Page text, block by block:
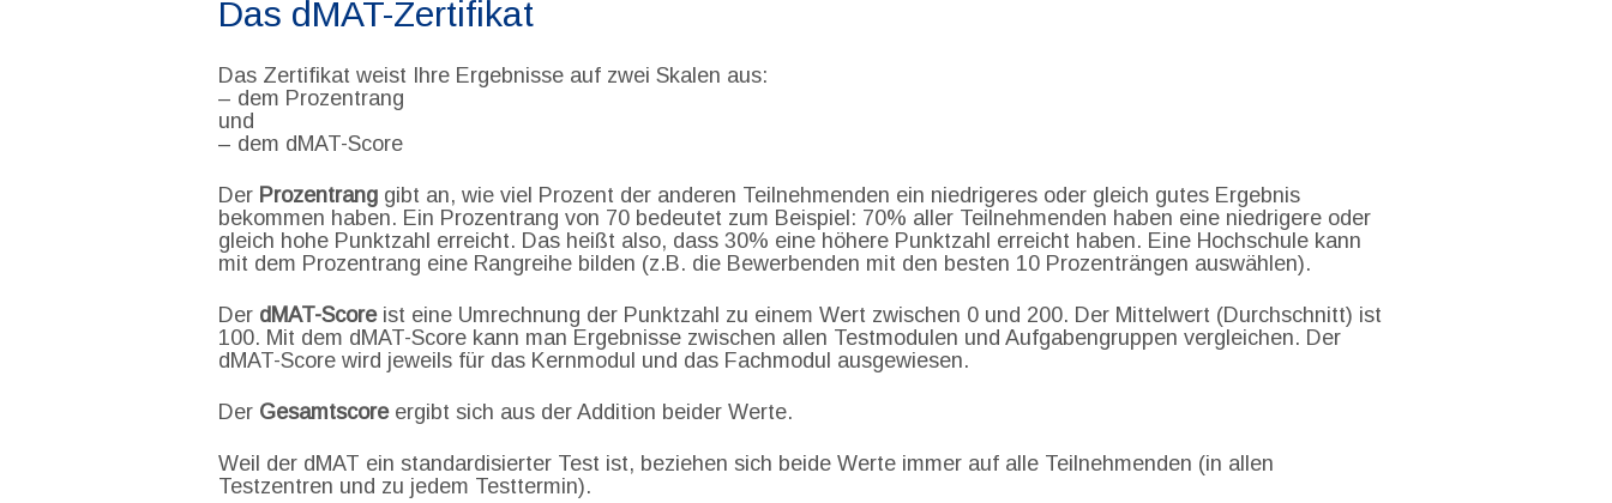
Das dMAT-Zertifikat
Das Zertifikat weist Ihre Ergebnisse auf zwei Skalen aus:
– dem Prozentrang
und
– dem dMAT-Score
Der Prozentrang gibt an, wie viel Prozent der anderen Teilnehmenden ein niedrigeres oder gleich gutes Ergebnis
bekommen haben. Ein Prozentrang von 70 bedeutet zum Beispiel: 70% aller Teilnehmenden haben eine niedrigere oder
gleich hohe Punktzahl erreicht. Das heißt also, dass 30% eine höhere Punktzahl erreicht haben. Eine Hochschule kann
mit dem Prozentrang eine Rangreihe bilden (z.B. die Bewerbenden mit den besten 10 Prozenträngen auswählen).
Der dMAT-Scoreist eine Umrechnung der Punktzahl zu einem Wert zwischen 0 und 200. Der Mittelwert (Durchschnitt) ist
100. Mit dem dMAT-Score kann man Ergebnisse zwischen allen Testmodulen und Aufgabengruppen vergleichen. Der
dMAT-Score wird jeweils für das Kernmodul und das Fachmodul ausgewiesen.
Der Gesamtscoreergibt sich aus der Addition beider Werte.
Weil der dMAT ein standardisierter Test ist, beziehen sich beide Werte immer auf alle Teilnehmenden (in allen
Testzentren und zu jedem Testtermin).